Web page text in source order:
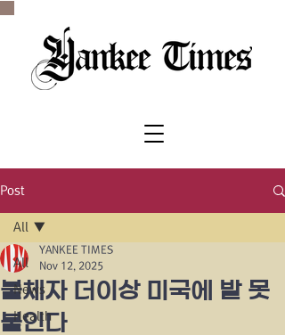
Post
All
News
Health
All
불체자 더이상 미국에 발 못
붙인다
YANKEE TIMES
Nov 12, 2025